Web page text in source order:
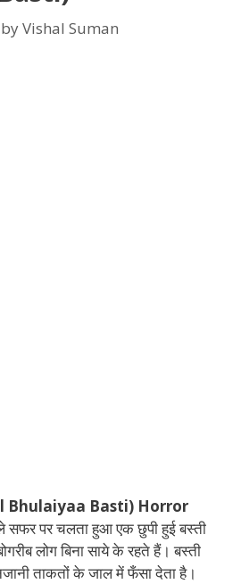
byVishal Suman
Bhulaiyaa Basti) Horror
सफर पर चलता हुआ एक छुपी हुई बस्ती
लोग बिना साये के रहते हैं। बस्ती
ताकतों के जाल में फँसा देता है।